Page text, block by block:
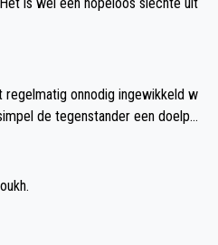
geen punten laten liggen.
regelmatig onnodig ingewikkeld w
te maken